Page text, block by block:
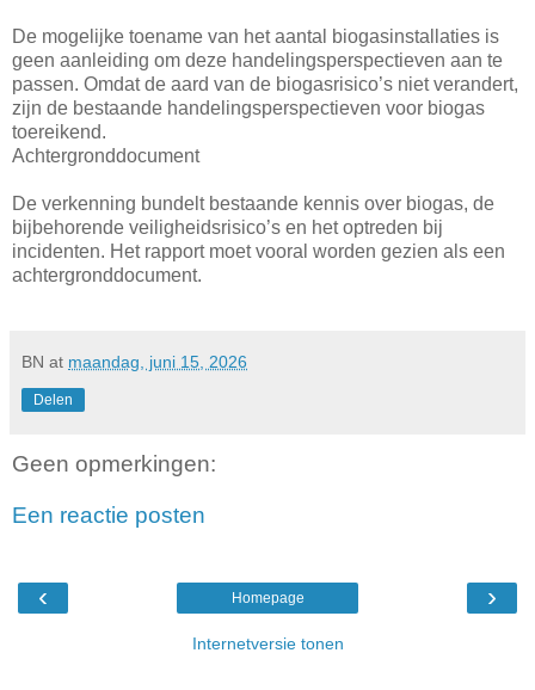
De mogelijke toename van het aantal biogasinstallaties is
geen aanleiding om deze handelingsperspectieven aan te
passen. Omdat de aard van de biogasrisico’s niet verandert,
zijn de bestaande handelingsperspectieven voor biogas
toereikend.
Achtergronddocument
De verkenning bundelt bestaande kennis over biogas, de
bijbehorende veiligheidsrisico’s en het optreden bij
incidenten. Het rapport moet vooral worden gezien als een
achtergronddocument.
BN at maandag, juni 15, 2026
Delen
Geen opmerkingen:
Een reactie posten
‹ ›
Homepage
Internetversie tonen